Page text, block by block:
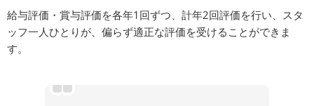
給与評価・賞与評価を各年1回ずつ、計年2回評価を行い、スタ
ッフ一人ひとりが、偏らず適正な評価を受けることができま
す。